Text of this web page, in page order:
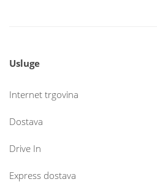
Usluge
Internet trgovina
Dostava
Drive In
Express dostava